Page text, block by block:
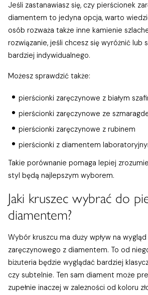
Jeśli zastanawiasz się, czy pierścionek
diamentem to jedyna opcja, warto
osób rozważa także inne kamienie
rozwiązanie, jeśli chcesz się wyróżnić lub
bardziej indywidualnego.
Możesz sprawdzić także:
pierścionki zaręczynowe z białym
pierścionki zaręczynowe ze
pierścionki zaręczynowe z rubinem
pierścionki z diamentem
Takie porównanie pomaga lepiej
styl będą najlepszym wyborem.
Jaki kruszec wybrać do
diamentem?
Wybór kruszcu ma duży wpływ na
zaręczynowego z diamentem. To od
biżuteria będzie wyglądać bardziej
czy subtelnie. Ten sam diament może
zupełnie inaczej w zależności od koloru